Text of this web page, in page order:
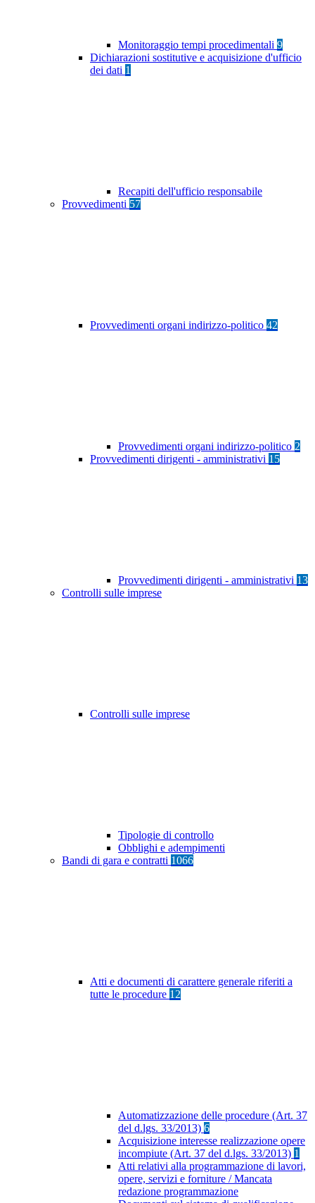
Monitoraggio tempi procedimentali 9
Dichiarazioni sostitutive e acquisizione d'ufficio
dei dati 1
Recapiti dell'ufficio responsabile
Provvedimenti 57
Provvedimenti organi indirizzo-politico 42
Provvedimenti organi indirizzo-politico 2
Provvedimenti dirigenti - amministrativi 15
Provvedimenti dirigenti - amministrativi 13
Controlli sulle imprese
Controlli sulle imprese
Tipologie di controllo
Obblighi e adempimenti
Bandi di gara e contratti 1066
Atti e documenti di carattere generale riferiti a
tutte le procedure 12
Automatizzazione delle procedure (Art. 37
del d.lgs. 33/2013) 6
Acquisizione interesse realizzazione opere
incompiute (Art. 37 del d.lgs. 33/2013) 1
Atti relativi alla programmazione di lavori,
opere, servizi e forniture / Mancata
redazione programmazione